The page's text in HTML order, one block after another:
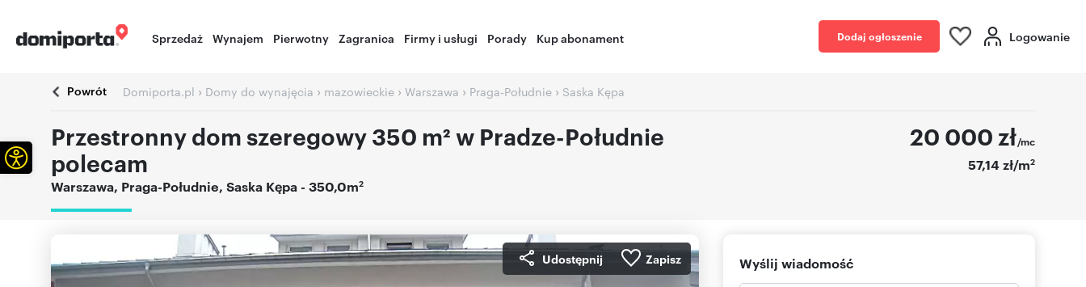
Sprzedaż Wynajem Pierwotny Zagranica Firmy i usługi Porady Kup abonament Dodaj ogłoszenie Logowanie
Powrót Domiporta.pl › Domy do wynajęcia › mazowieckie › Warszawa › Praga-Południe › Saska Kępa
Przestronny dom szeregowy 350 m² w Pradze-Południe
polecam
Warszawa, Praga-Południe, Saska Kępa - 350,0m2
20 000 zł/mc
57,14 zł/m2
Udostępnij Zapisz Wyślij wiadomość
Otwórz pasek narzędzi